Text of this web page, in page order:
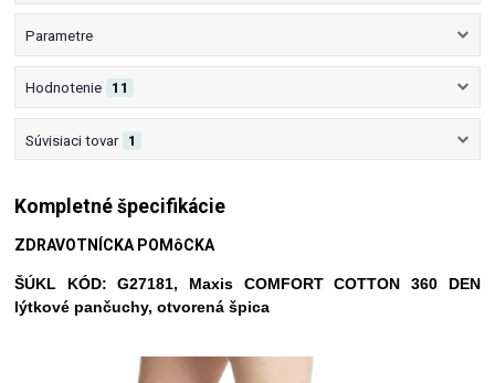
Parametre
Hodnotenie 11
Súvisiaci tovar 1
Kompletné špecifikácie
ZDRAVOTNÍCKA POMôCKA
ŠÚKL KÓD: G27181, Maxis COMFORT COTTON 360 DEN
lýtkové pančuchy, otvorená špica